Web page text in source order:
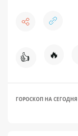
👍 🔥
ГОРОСКОП НА СЕГОДНЯ